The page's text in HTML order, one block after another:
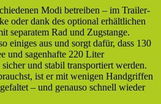
Modi betreiben – im Trailer-
oder dank des optional erhältlichen
separatem Rad und Zugstange.
einiges aus und sorgt dafür, dass 130
und sagenhafte 220 Liter
und stabil transportiert werden.
ist er mit wenigen Handgriffen
– und genauso schnell wieder